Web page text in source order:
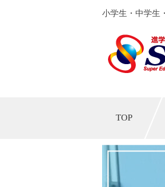
小学生・中学生
TOP